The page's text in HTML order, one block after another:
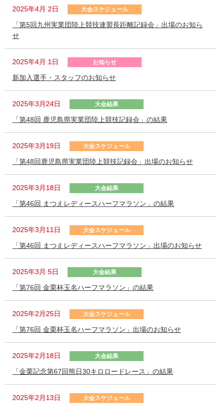
2025年4月 2日 大会スケジュール
「第5回九州実業団陸上競技連盟長距離記録会」出場のお知ら
せ
2025年4月 1日 お知らせ
新加入選手・スタッフのお知らせ
2025年3月24日 大会結果
「第48回 鹿児島県実業団陸上競技記録会」の結果
2025年3月19日 大会スケジュール
「第48回鹿児島県実業団陸上競技記録会」出場のお知らせ
2025年3月18日 大会結果
「第46回 まつえレディースハーフマラソン」の結果
2025年3月11日 大会スケジュール
「第46回 まつえレディースハーフマラソン」出場のお知らせ
2025年3月 5日 大会結果
「第76回 金栗杯玉名ハーフマラソン」の結果
2025年2月25日 大会スケジュール
「第76回 金栗杯玉名ハーフマラソン」出場のお知らせ
2025年2月18日 大会結果
「金栗記念第67回熊日30キロロードレース」の結果
2025年2月13日 大会スケジュール